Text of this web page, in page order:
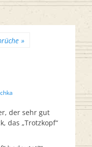
Flötenreihe
Huschka-Bähr
»
der sehr gut
das „Trotzkopf“